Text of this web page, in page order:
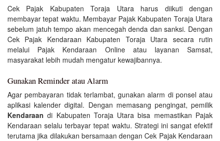
Cek Pajak Kabupaten Toraja Utara harus diikuti dengan
membayar tepat waktu. Membayar Pajak Kabupaten Toraja Utara
sebelum jatuh tempo akan mencegah denda dan sanksi. Dengan
Cek Pajak Kendaraan Kabupaten Toraja Utara secara rutin
melalui Pajak Kendaraan Online atau layanan Samsat,
masyarakat lebih mudah mengatur kewajibannya.
Gunakan Reminder atau Alarm
Agar pembayaran tidak terlambat, gunakan alarm di ponsel atau
aplikasi kalender digital. Dengan memasang pengingat, pemilik
Kendaraan di Kabupaten Toraja Utara bisa memastikan Pajak
Kendaraan selalu terbayar tepat waktu. Strategi ini sangat efektif
terutama jika dilakukan bersamaan dengan Cek Pajak Kendaraan